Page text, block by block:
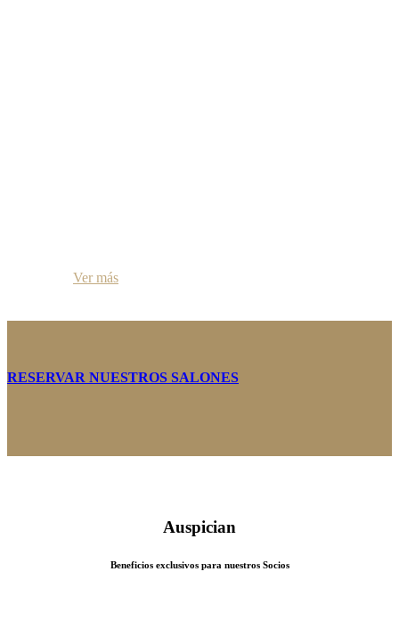
Ver más
RESERVAR NUESTROS SALONES
Auspician
Beneficios exclusivos para nuestros Socios